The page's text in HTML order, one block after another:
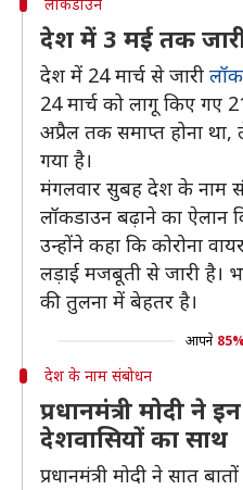
देश में 3 मई तक
देश में 24 मार्च से जारी
24 मार्च को लागू किए गए
अप्रैल तक समाप्त होना
गया है।
मंगलवार सुबह देश के नाम
लॉकडाउन बढ़ाने का ऐलान
उन्होंने कहा कि कोरोना
लड़ाई मजबूती से जारी है।
की तुलना में बेहतर है।
आपने 85%
देश के नाम संबोधन
प्रधानमंत्री मोदी ने
देशवासियों का साथ
प्रधानमंत्री मोदी ने सात